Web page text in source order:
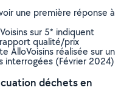
une première réponse à
sur 5* indiquent
qualité/prix
AlloVoisins réalisée sur un
interrogées (Février 2024)
déchets en